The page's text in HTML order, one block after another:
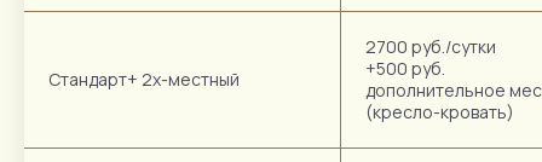
Стандарт+ 2х-местный
2700 руб./сутки
+500 руб.
дополнительное
(кресло-кровать)